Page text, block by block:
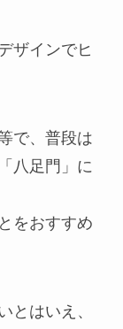
ザインでヒ
で、普段は
八足門」に
をおすすめ
とはいえ、